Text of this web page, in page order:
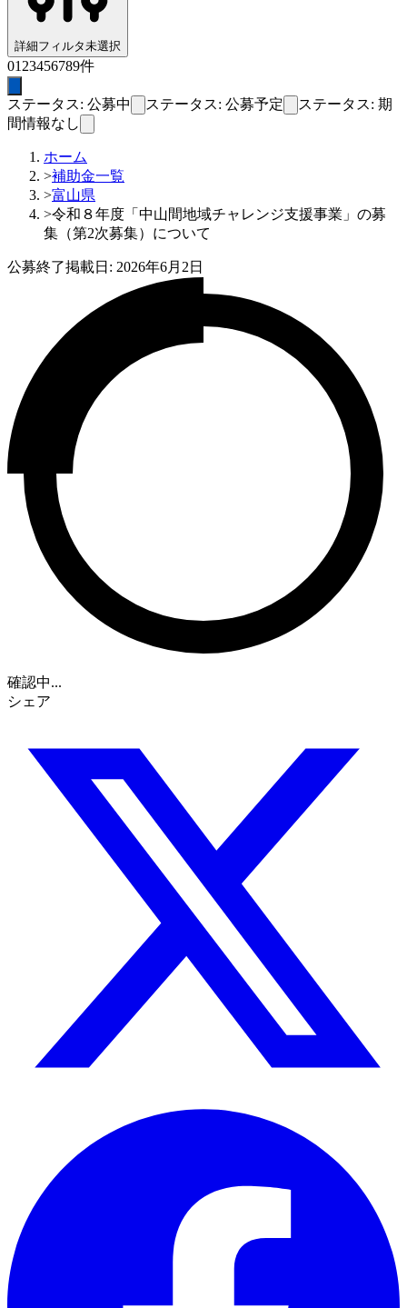
詳細フィルタ未選択
01 23456789件
ステータス: 公募中 ステータス: 公募予定
ステータス: 期
間情報なし
ホーム
>補助金一覧
>富山県
>令和８年度「中山間地域チャレンジ支援事業」の募
集（第2次募集）について
公募終了掲載日: 2026年6月2日
確認中...
シェア